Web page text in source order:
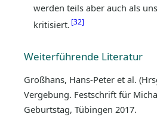
werden teils aber auch als
kritisiert. 32
Weiterführende Literatur
Großhans, Hans-Peter et al.
Vergebung. Festschrift für
Geburtstag, Tübingen 2017.